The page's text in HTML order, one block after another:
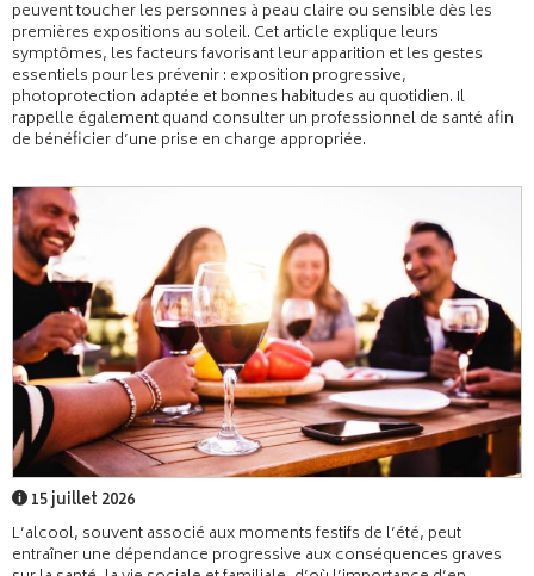
peuvent toucher les personnes à peau claire ou sensible dès les
premières expositions au soleil. Cet article explique leurs
symptômes, les facteurs favorisant leur apparition et les gestes
essentiels pour les prévenir : exposition progressive,
photoprotection adaptée et bonnes habitudes au quotidien. Il
rappelle également quand consulter un professionnel de santé afin
de bénéficier d’une prise en charge appropriée.
15 juillet 2026
L’alcool, souvent associé aux moments festifs de l’été, peut
entraîner une dépendance progressive aux conséquences graves